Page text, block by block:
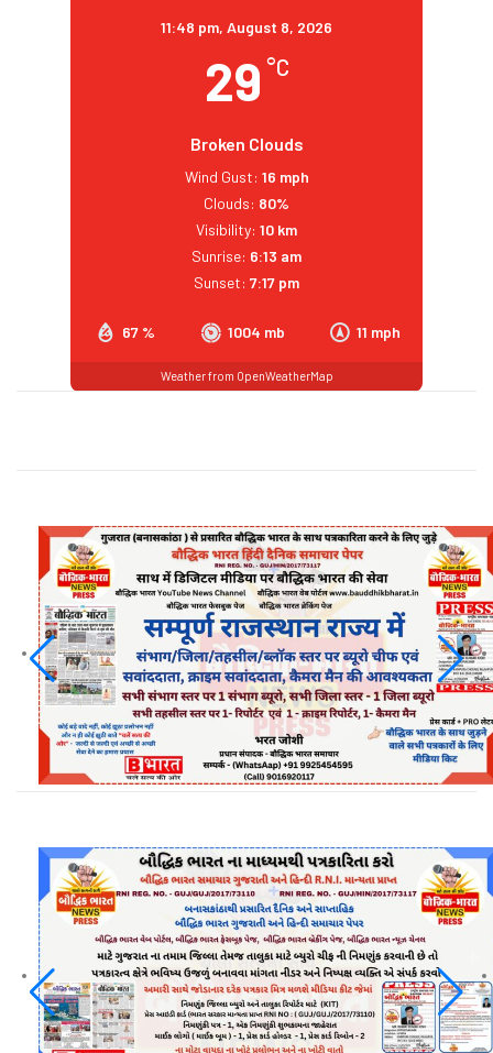
11:48 pm, August 8, 2026
29 °C
Broken Clouds
67 % 1004 mb 11 mph
Wind Gust: 16 mph
Clouds: 80%
Visibility: 10 km
Sunrise: 6:13 am
Sunset: 7:17 pm
Weather from OpenWeatherMap